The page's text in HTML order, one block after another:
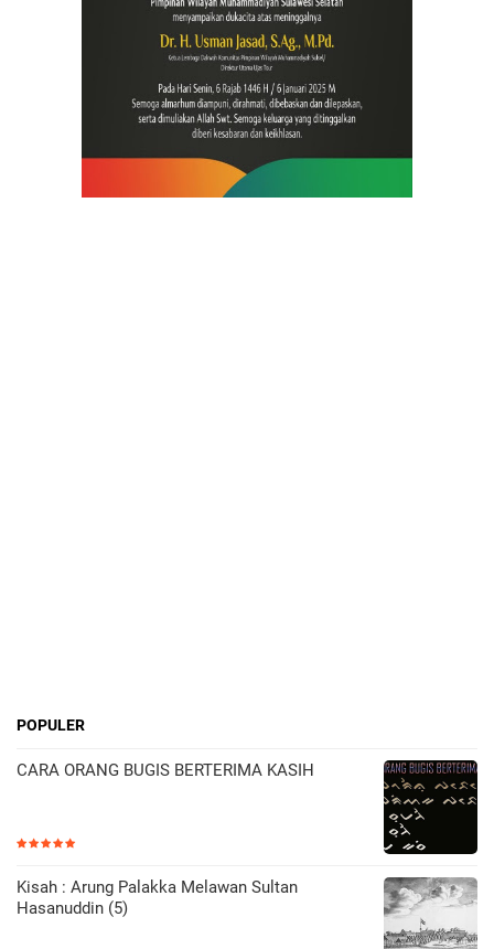
POPULER
CARA ORANG BUGIS BERTERIMA KASIH
Kisah : Arung Palakka Melawan Sultan
Hasanuddin (5)